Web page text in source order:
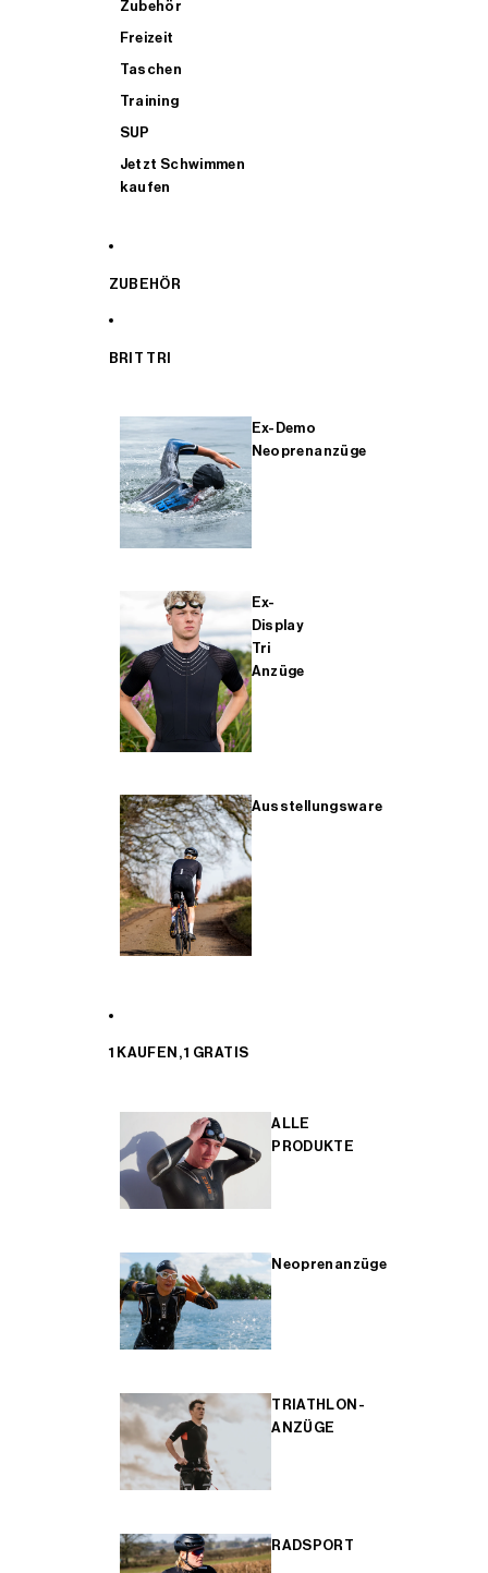
Zubehör
Freizeit
Taschen
Training
SUP
Jetzt Schwimmen
kaufen
ZUBEHÖR
BRIT TRI
Ex-Demo
Neoprenanzüge
Ex-
Display
Tri
Anzüge
Ausstellungsware
1 KAUFEN, 1 GRATIS
ALLE
PRODUKTE
Neoprenanzüge
TRIATHLON-
ANZÜGE
RADSPORT